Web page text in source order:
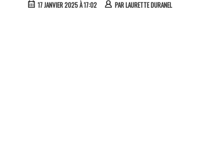
17 JANVIER 2025 À 17:02 PARLAURETTE DURANEL